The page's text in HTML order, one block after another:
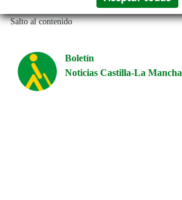
Salto al contenido
Boletín
Noticias Castilla-La Mancha